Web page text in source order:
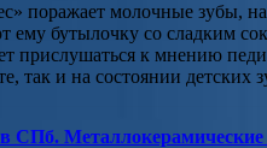
поражает молочные зубы,
ему бутылочку со сладким
прислушаться к мнению
так и на состоянии детских
СПб. Металлокерамические